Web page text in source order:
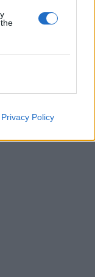
Privacy Policy